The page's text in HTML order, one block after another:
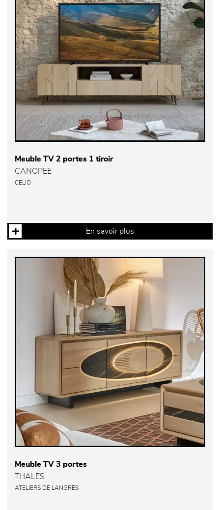
Meuble TV 2 portes 1 tiroir
CANOPEE
CELIO
En savoir plus
Meuble TV 3 portes
THALES
ATELIERS DE LANGRES